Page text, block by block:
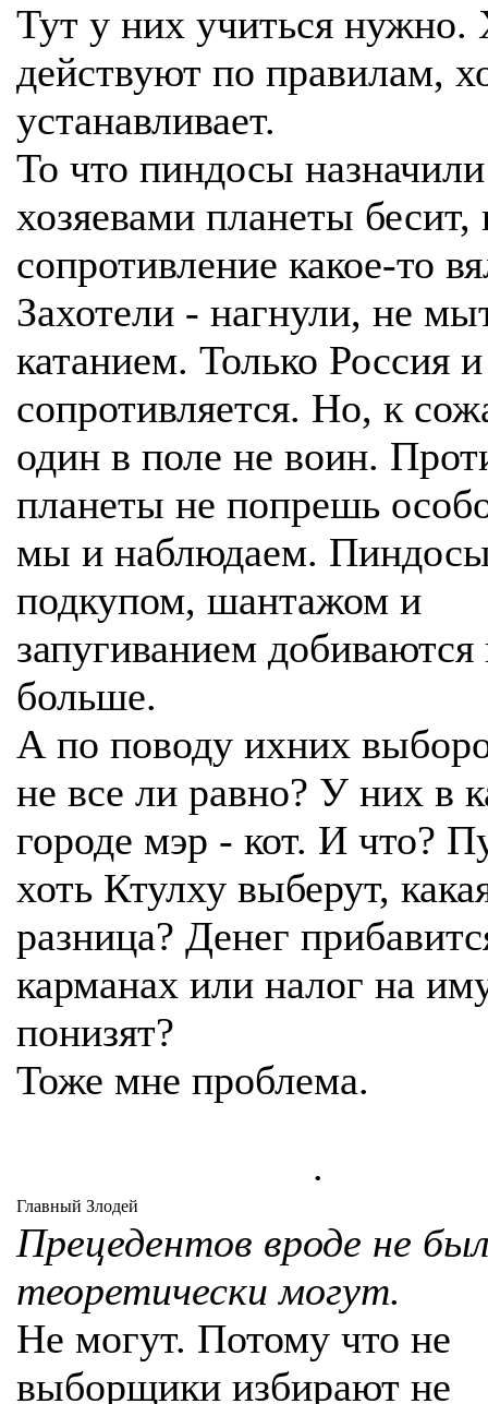
Тут у них учиться
действуют по правилам,
устанавливает.
То что пиндосы
хозяевами планеты бесит,
сопротивление какое-то
Захотели - нагнули, не
катанием. Только Россия и
сопротивляется. Но, к
один в поле не воин.
планеты не попрешь
мы и наблюдаем.
подкупом, шантажом и
запугиванием добиваются
больше.
А по поводу ихних
не все ли равно? У них в
городе мэр - кот. И что?
хоть Ктулху выберут,
разница? Денег
карманах или налог на
понизят?
Тоже мне проблема.
.
Главный Злодей
Прецедентов вроде не
теоретически могут.
Не могут. Потому что не
выборщики избирают не